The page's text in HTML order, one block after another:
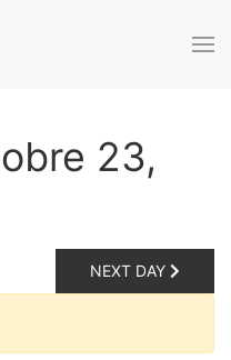
23,
NEXT DAY